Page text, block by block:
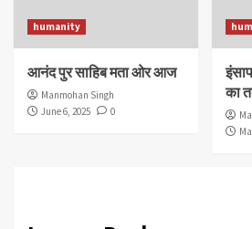
humanity
आनंद पुर साहिब मता ओर आज
Manmohan Singh
June 6, 2025
0
का